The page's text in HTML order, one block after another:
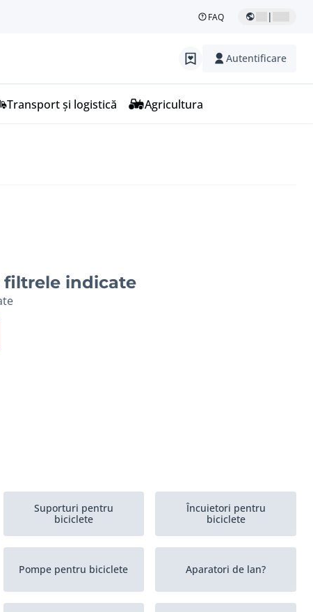
FAQ |
Autentificare
Transport și logistică Agricultura
filtrele indicate
Suporturi pentru
biciclete
Încuietori pentru
biciclete
Pompe pentru biciclete Aparatori de lan?